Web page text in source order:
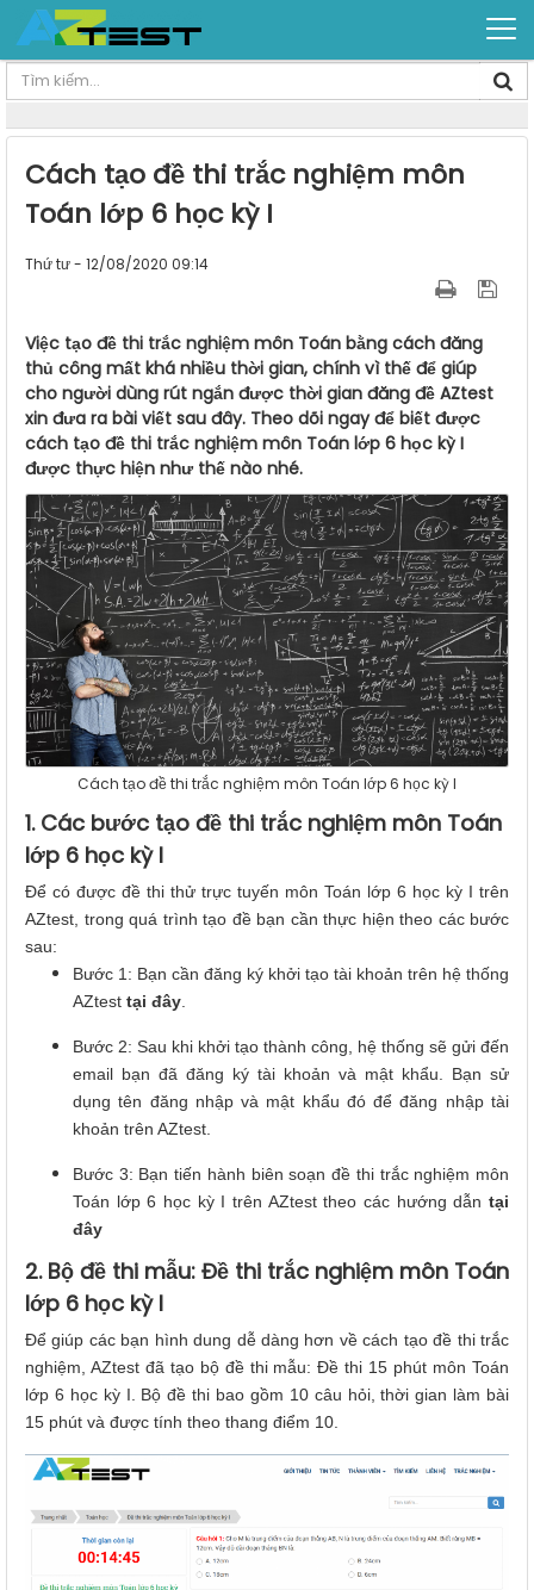
Cách tạo đề thi trắc nghiệm môn
Toán lớp 6 học kỳ I
Thứ tư - 12/08/2020 09:14
Việc tạo đề thi trắc nghiệm môn Toán bằng cách đăng
thủ công mất khá nhiều thời gian, chính vì thế để giúp
cho người dùng rút ngắn được thời gian đăng đề AZtest
xin đưa ra bài viết sau đây. Theo dõi ngay để biết được
cách tạo đề thi trắc nghiệm môn Toán lớp 6 học kỳ I
được thực hiện như thế nào nhé.
Cách tạo đề thi trắc nghiệm môn Toán lớp 6 học kỳ I
1. Các bước tạo đề thi trắc nghiệm môn Toán
lớp 6 học kỳ I
Để có được đề thi thử trực tuyến môn Toán lớp 6 học kỳ I trên
AZtest, trong quá trình tạo đề bạn cần thực hiện theo các bước
sau:
Bước 1: Bạn cần đăng ký khởi tạo tài khoản trên hệ thống
AZtest tại đây
Bước 2: Sau khi khởi tạo thành công, hệ thống sẽ gửi đến
email bạn đã đăng ký tài khoản và mật khẩu. Bạn sử
dụng tên đăng nhập và mật khẩu đó để đăng nhập tài
khoản trên AZtest.
Bước 3: Bạn tiến hành biên soạn đề thi trắc nghiệm môn
Toán lớp 6 học kỳ I trên AZtest theo các hướng dẫn tại
đây
2. Bộ đề thi mẫu: Đề thi trắc nghiệm môn Toán
lớp 6 học kỳ I
Để giúp các bạn hình dung dễ dàng hơn về cách tạo đề thi trắc
nghiệm, AZtest đã tạo bộ đề thi mẫu: Đề thi 15 phút môn Toán
lớp 6 học kỳ I. Bộ đề thi bao gồm 10 câu hỏi, thời gian làm bài
15 phút và được tính theo thang điểm 10.